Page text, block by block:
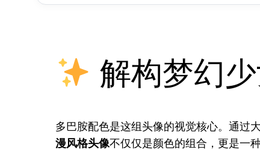
解构梦幻
多巴胺配色是这组头像的视觉核心。通过
漫风格头像不仅仅是颜色的组合，更是一